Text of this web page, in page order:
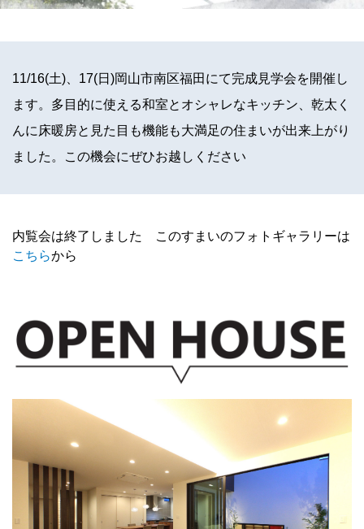
11/16(土)、17(日)岡山市南区福田にて完成見学会を開催し
ます。多目的に使える和室とオシャレなキッチン、乾太く
んに床暖房と見た目も機能も大満足の住まいが出来上がり
ました。この機会にぜひお越しください
内覧会は終了しました このすまいのフォトギャラリーは
こちらから